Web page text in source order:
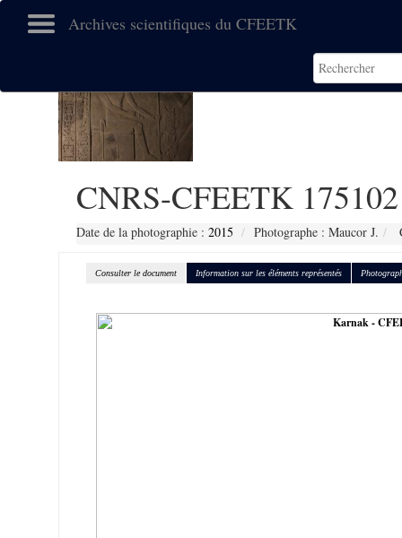
Archives scientifiques du CFEETK
CNRS-CFEETK 175102
Date de la photographie : 2015 Photographe : Maucor J.
Consulter le document Information sur les éléments représentés